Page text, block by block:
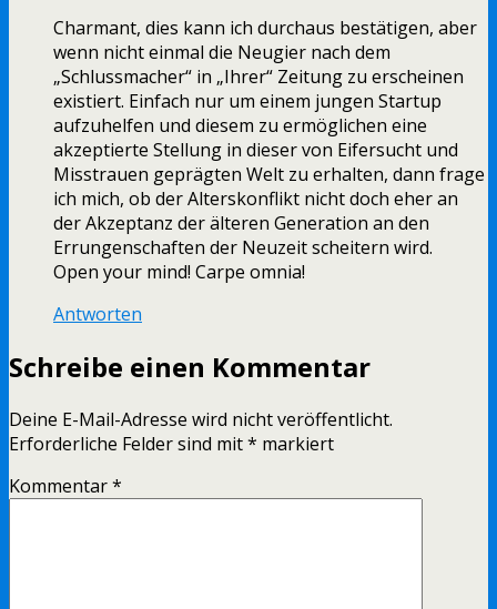
Charmant, dies kann ich durchaus bestätigen, aber
wenn nicht einmal die Neugier nach dem
„Schlussmacher“ in „Ihrer“ Zeitung zu erscheinen
existiert. Einfach nur um einem jungen Startup
aufzuhelfen und diesem zu ermöglichen eine
akzeptierte Stellung in dieser von Eifersucht und
Misstrauen geprägten Welt zu erhalten, dann frage
ich mich, ob der Alterskonflikt nicht doch eher an
der Akzeptanz der älteren Generation an den
Errungenschaften der Neuzeit scheitern wird.
Open your mind! Carpe omnia!
Antworten
Schreibe einen Kommentar
Deine E-Mail-Adresse wird nicht veröffentlicht.
Erforderliche Felder sind mit* markiert
Kommentar*